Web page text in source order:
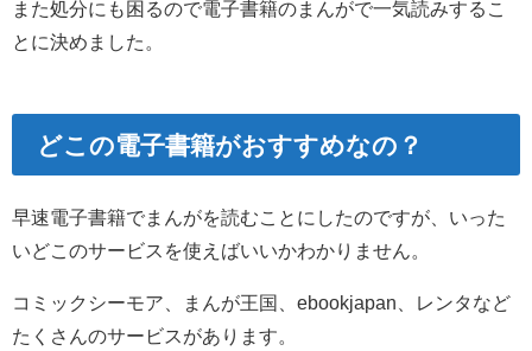
また処分にも困るので電子書籍のまんがで一気読みするこ
とに決めました。
どこの電子書籍がおすすめなの？
早速電子書籍でまんがを読むことにしたのですが、いった
いどこのサービスを使えばいいかわかりません。
コミックシーモア、まんが王国、ebookjapan、レンタなど
たくさんのサービスがあります。